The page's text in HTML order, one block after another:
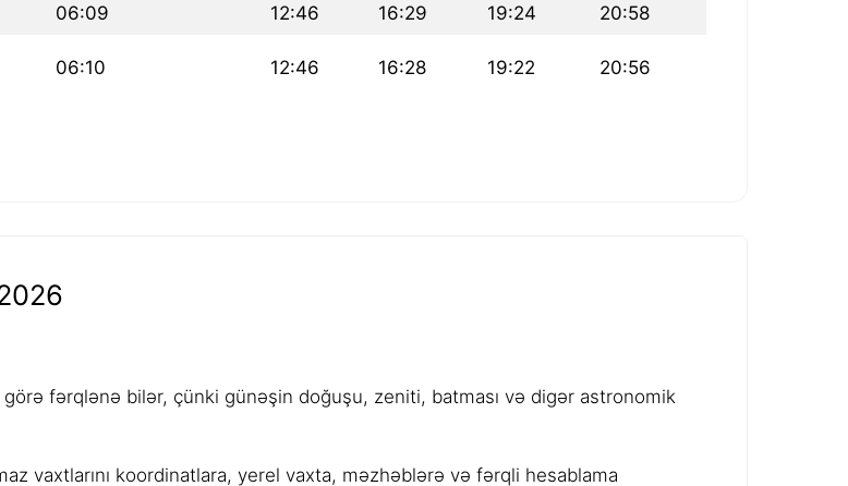
06:09 12:46 16:29 19:24 20:58
06:10 12:46 16:28 19:22 20:56
fərqlənə bilər, çünki günəşin doğuşu, zeniti, batması və digər astronomik
vaxtlarını koordinatlara, yerel vaxta, məzhəblərə və fərqli hesablama